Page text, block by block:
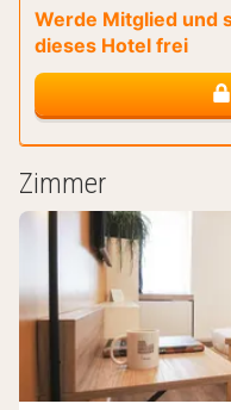
Werde Mitglied und
dieses Hotel frei
Zimmer